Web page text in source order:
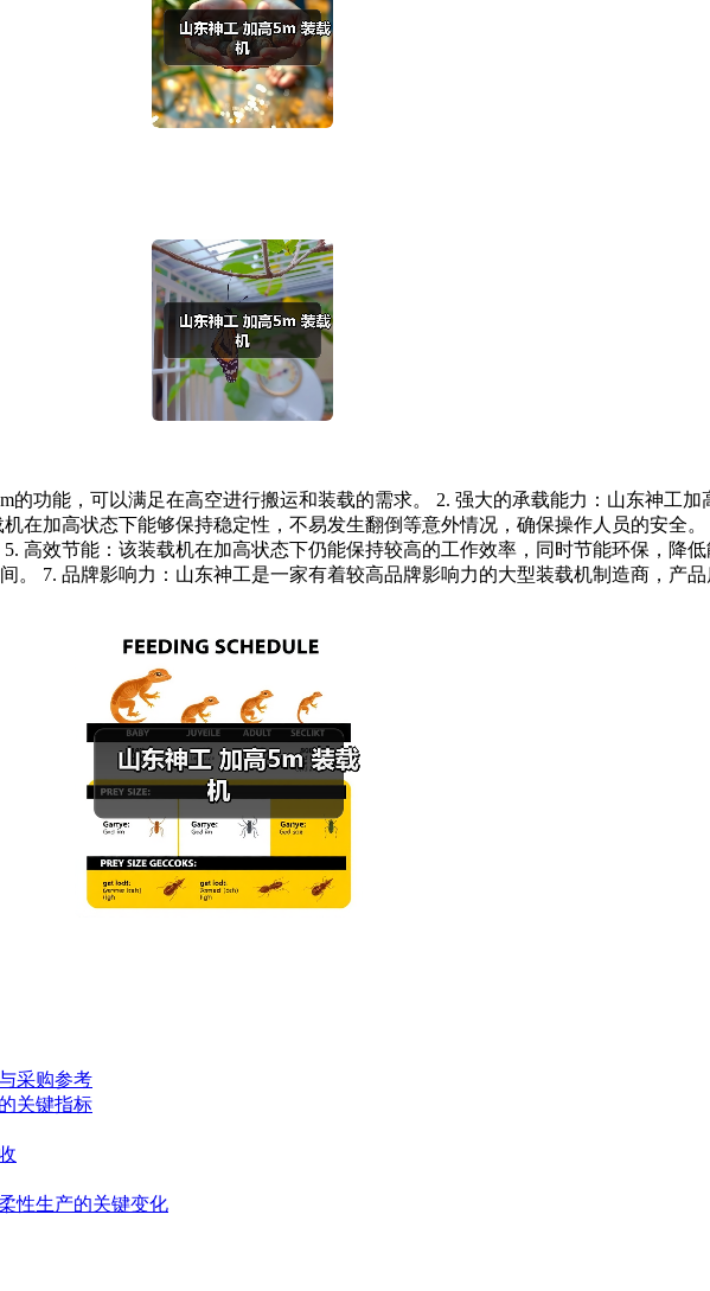
功能，可以满足在高空进行搬运和装载的需求。 2. 强大的承载能力：山东神工加
在加高状态下能够保持稳定性，不易发生翻倒等意外情况，确保操作人员的安全
高效节能：该装载机在加高状态下仍能保持较高的工作效率，同时节能环保，降
。 7. 品牌影响力：山东神工是一家有着较高品牌影响力的大型装载机制造商，产
采购参考
关键指标
性生产的关键变化